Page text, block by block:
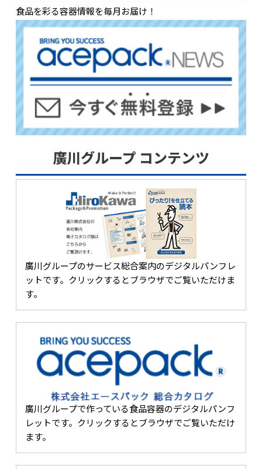
食品を彩る容器情報を毎月お届け！
廣川グループ コンテンツ
廣川グループのサービス総合案内のデジタルパンフレ
ットです。クリックするとブラウザでご覧いただけま
す。
廣川グループで作っている食品容器のデジタルパンフ
レットです。クリックするとブラウザでご覧いただけ
ます。